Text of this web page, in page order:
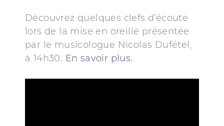
Découvrez quelques clefs d’écoute
lors de la mise en oreille présentée
par le musicologue Nicolas Dufétel,
à 14h30. En savoir plus.